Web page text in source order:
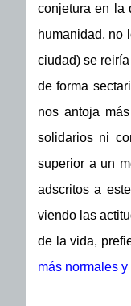
conjetura en la
humanidad, no
ciudad) se
de forma
nos antoja
solidarios ni
superior a un
adscritos a
viendo las
de la vida,
más normales